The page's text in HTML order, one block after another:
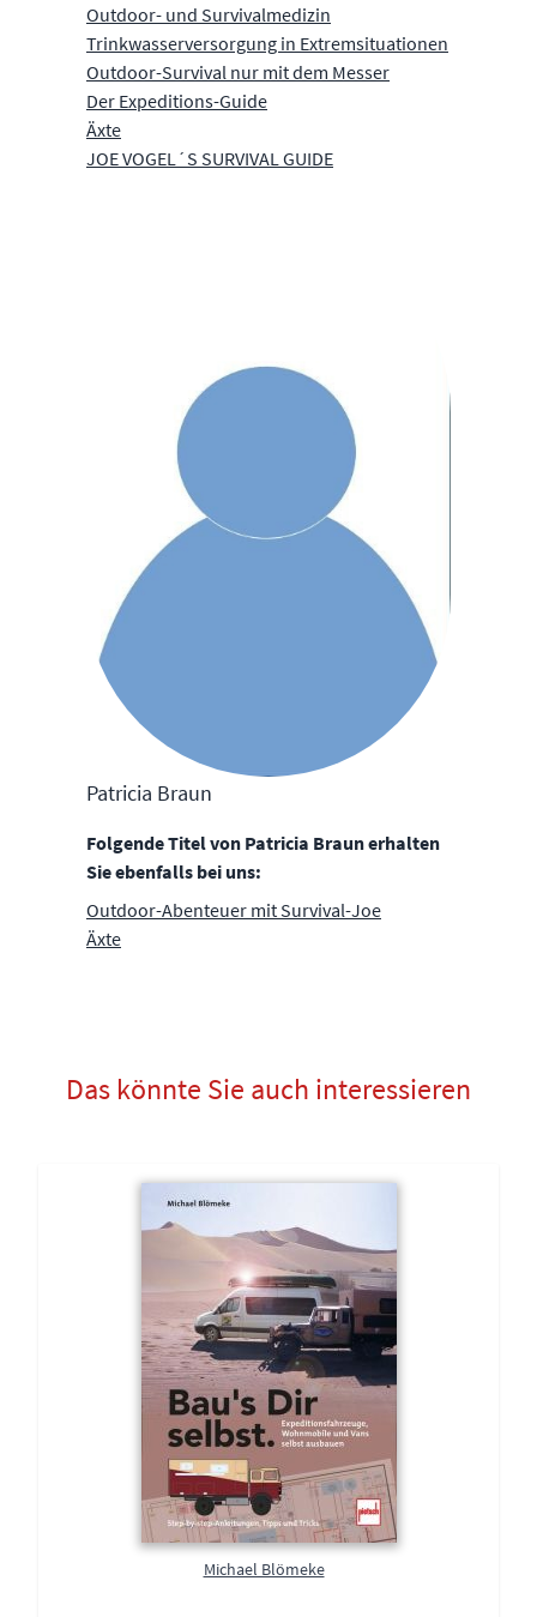
Outdoor- und Survivalmedizin
Trinkwasserversorgung in Extremsituationen
Outdoor-Survival nur mit dem Messer
Der Expeditions-Guide
Äxte
JOE VOGEL´S SURVIVAL GUIDE
Patricia Braun
Folgende Titel von Patricia Braun erhalten
Sie ebenfalls bei uns:
Outdoor-Abenteuer mit Survival-Joe
Äxte
Das könnte Sie auch interessieren
Michael Blömeke